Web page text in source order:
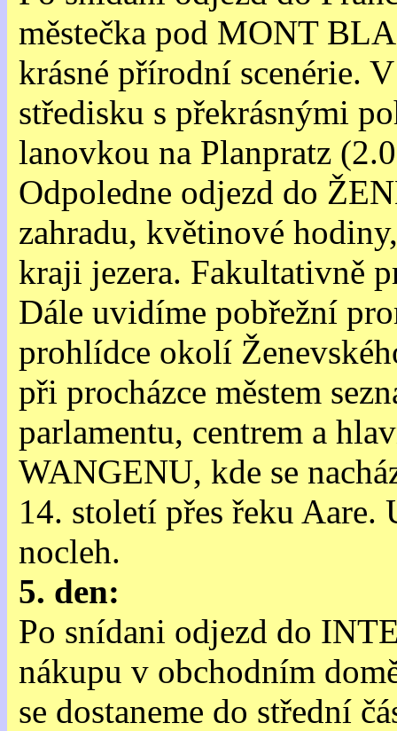
městečka pod MONT
krásné přírodní scenérie.
středisku s překrásnými
lanovkou na Planpratz
Odpoledne odjezd do
zahradu, květinové
kraji jezera. Fakultativně
Dále uvidíme pobřežní
prohlídce okolí
při procházce městem
parlamentu, centrem a
WANGENU, kde se
14. století přes řeku
nocleh.
5. den:
Po snídani odjezd do
nákupu v obchodním
se dostaneme do střední